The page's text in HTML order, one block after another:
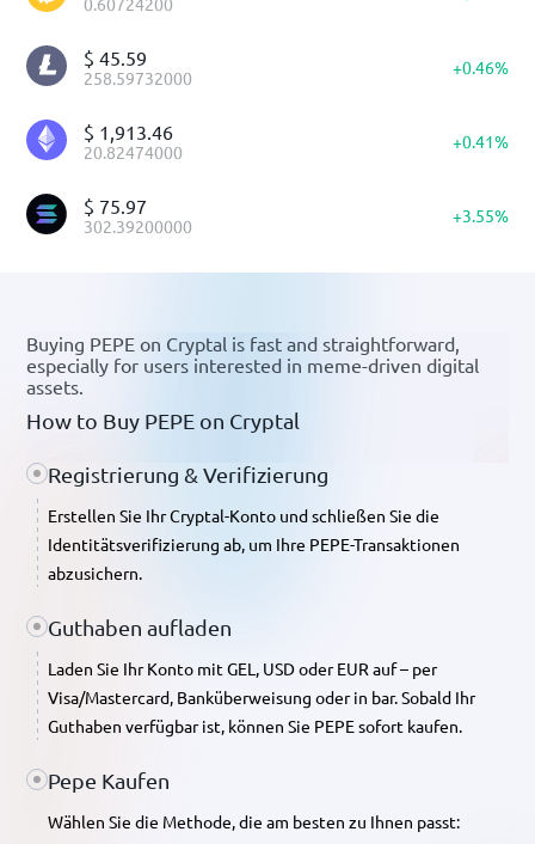
$ 45.59
258.59732000 +0.46%
$ 1,913.46
20.82474000 +0.41%
$ 75.97
302.39200000 +3.55%
How to Buy PEPE on Cryptal
Buying PEPE on Cryptal is fast and straightforward,
especially for users interested in meme-driven digital
assets.
Registrierung & Verifizierung
Erstellen Sie Ihr Cryptal-Konto und schließen Sie die
Identitätsverifizierung ab, um Ihre PEPE-Transaktionen
abzusichern.
Guthaben aufladen
Laden Sie Ihr Konto mit GEL, USD oder EUR auf – per
Visa/Mastercard, Banküberweisung oder in bar. Sobald Ihr
Guthaben verfügbar ist, können Sie PEPE sofort kaufen.
Pepe Kaufen
Wählen Sie die Methode, die am besten zu Ihnen passt: